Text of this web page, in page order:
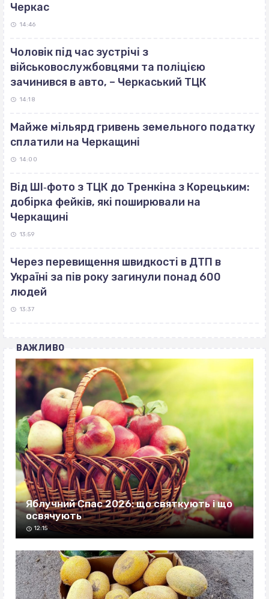
Черкас
14:46
Чоловік під час зустрічі з
військовослужбовцями та поліцією
зачинився в авто, – Черкаський ТЦК
14:18
Майже мільярд гривень земельного податку
сплатили на Черкащині
14:00
Від ШІ‐фото з ТЦК до Тренкіна з Корецьким:
добірка фейків, які поширювали на
Черкащині
13:59
Через перевищення швидкості в ДТП в
Україні за пів року загинули понад 600
людей
13:37
ВАЖЛИВО
Яблучний Спас 2026: що святкують і що
освячують
12:15